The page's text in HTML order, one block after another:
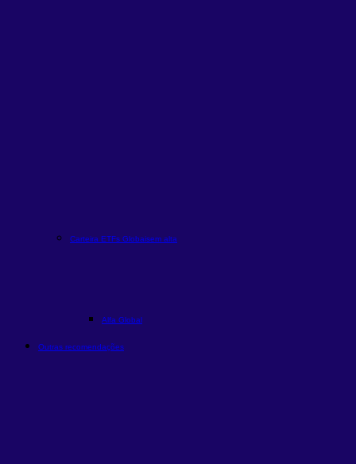
Carteira ETFs Globaisem alta
Alfa Global
Outras recomendações